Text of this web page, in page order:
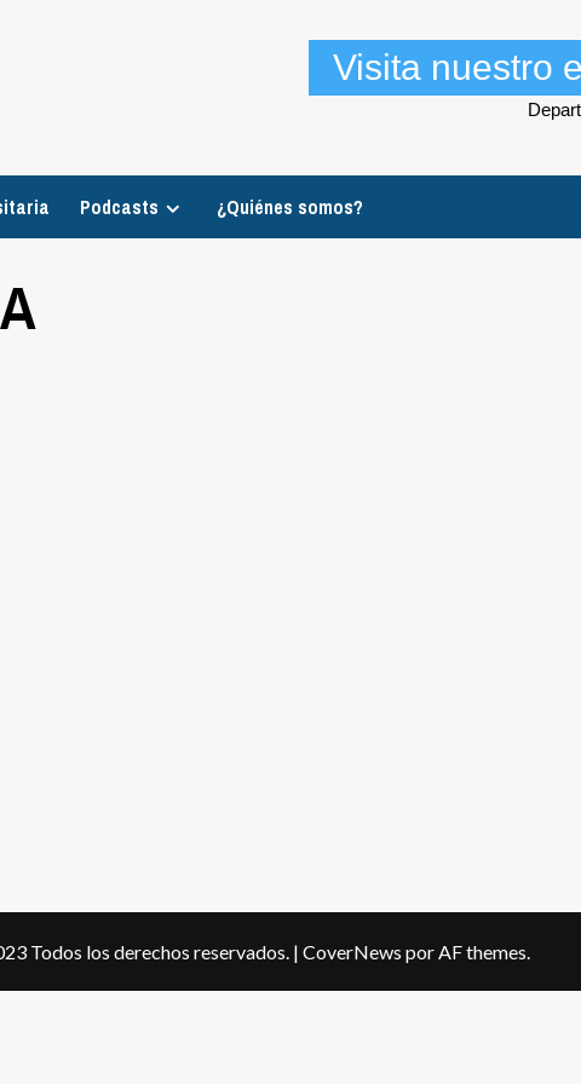
Podcasts ¿Quiénes somos?
Todos los derechos reservados. | CoverNews por AF themes.
Visita nuestro